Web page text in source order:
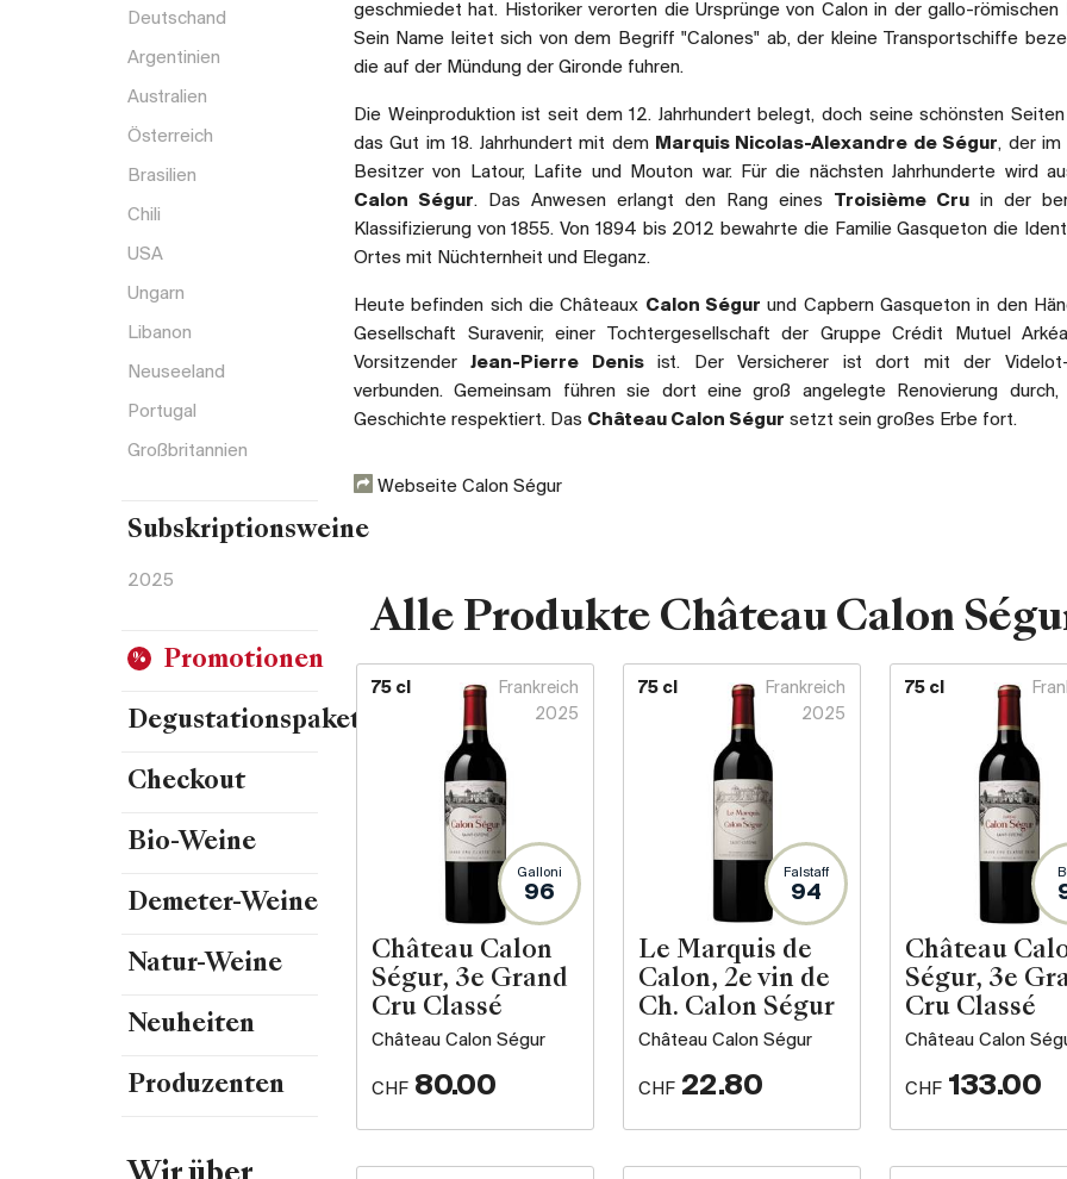
Deutschand
Argentinien
Australien
Österreich
Brasilien
Chili
USA
Ungarn
Libanon
Neuseeland
Portugal
Großbritannien
Subskriptionsweine
2025
Promotionen
Degustationspakete
Checkout
Bio-Weine
Demeter-Weine
Natur-Weine
Neuheiten
Produzenten
geschmiedet hat. Historiker verorten die Ursprünge von Calon in der gallo-römischen
Sein Name leitet sich von dem Begriff "Calones" ab, der kleine Transportschiffe
die auf der Mündung der Gironde fuhren.
Die Weinproduktion ist seit dem 12. Jahrhundert belegt, doch seine schönsten
das Gut im 18. Jahrhundert mit dem Marquis Nicolas-Alexandre de Ségur, der im
Besitzer von Latour, Lafite und Mouton war. Für die nächsten Jahrhunderte wird
Calon Ségur. Das Anwesen erlangt den Rang eines Troisième Cruin der
Klassifizierung von 1855. Von 1894 bis 2012 bewahrte die Familie Gasqueton die
Ortes mit Nüchternheit und Eleganz.
Heute befinden sich die Châteaux Calon Ségur und Capbern Gasqueton in den
Gesellschaft Suravenir, einer Tochtergesellschaft der Gruppe Crédit Mutuel
VorsitzenderJean-Pierre Denisist. Der Versicherer ist dort mit der Videlot-
verbunden. Gemeinsam führen sie dort eine groß angelegte Renovierung
Geschichte respektiert. Das Château Calon Ségur setzt sein großes Erbe fort.
Webseite Calon Ségur
Alle Produkte Château Calon
75 cl
Frankreich
2025
Galloni
96
Château Calon
Ségur, 3e Grand
Cru Classé
Château Calon Ségur
CHF 80.00
75 cl
Frankreich
2025
Falstaff
94
Le Marquis de
Calon, 2e vin de
Ch. Calon Ségur
Château Calon Ségur
CHF 22.80
75 cl
Château
Ségur, 3e
Cru Classé
Château Calon
CHF 133.00